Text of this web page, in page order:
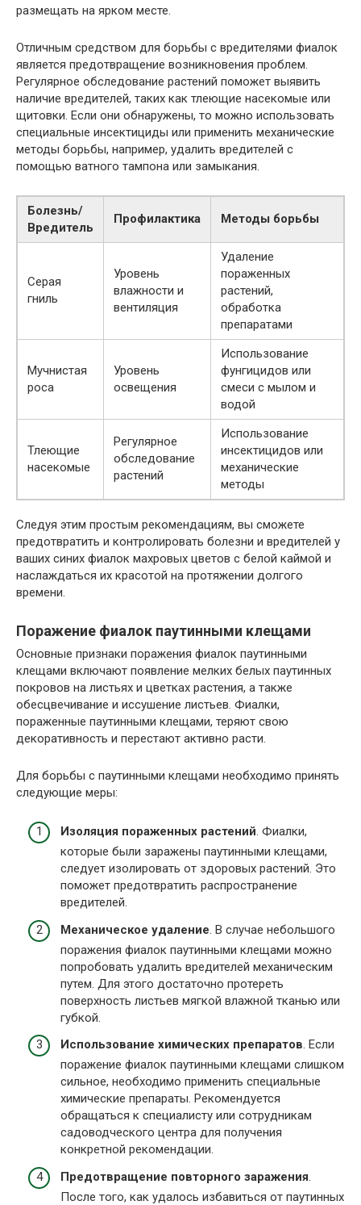
размещать на ярком месте.
Отличным средством для борьбы с вредителями фиалок
является предотвращение возникновения проблем.
Регулярное обследование растений поможет выявить
наличие вредителей, таких как тлеющие насекомые или
щитовки. Если они обнаружены, то можно использовать
специальные инсектициды или применить механические
методы борьбы, например, удалить вредителей с
помощью ватного тампона или замыкания.
Болезнь/
Вредитель
Профилактика Методы борьбы
Серая
гниль
Уровень
влажности и
вентиляция
Удаление
пораженных
растений,
обработка
препаратами
Мучнистая
роса
Уровень
освещения
Использование
фунгицидов или
смеси с мылом и
водой
Тлеющие
насекомые
Регулярное
обследование
растений
Использование
инсектицидов или
механические
методы
Следуя этим простым рекомендациям, вы сможете
предотвратить и контролировать болезни и вредителей у
ваших синих фиалок махровых цветов с белой каймой и
наслаждаться их красотой на протяжении долгого
времени.
Поражение фиалок паутинными клещами
Основные признаки поражения фиалок паутинными
клещами включают появление мелких белых паутинных
покровов на листьях и цветках растения, а также
обесцвечивание и иссушение листьев. Фиалки,
пораженные паутинными клещами, теряют свою
декоративность и перестают активно расти.
Для борьбы с паутинными клещами необходимо принять
следующие меры:
Изоляция пораженных растений. Фиалки,
которые были заражены паутинными клещами,
следует изолировать от здоровых растений. Это
поможет предотвратить распространение
вредителей.
Механическое удаление. В случае небольшого
поражения фиалок паутинными клещами можно
попробовать удалить вредителей механическим
путем. Для этого достаточно протереть
поверхность листьев мягкой влажной тканью или
губкой.
Использование химических препаратов. Если
поражение фиалок паутинными клещами слишком
сильное, необходимо применить специальные
химические препараты. Рекомендуется
обращаться к специалисту или сотрудникам
садоводческого центра для получения
конкретной рекомендации.
Предотвращение повторного заражения.
После того, как удалось избавиться от паутинных